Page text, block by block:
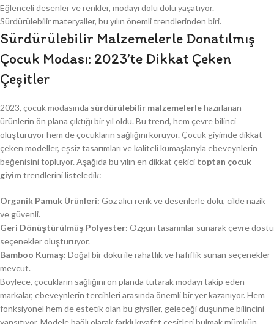
Eğlenceli desenler ve renkler, modayı dolu dolu yaşatıyor.
Sürdürülebilir materyaller, bu yılın önemli trendlerinden biri.
Sürdürülebilir Malzemelerle Donatılmış
Çocuk Modası: 2023’te Dikkat Çeken
Çeşitler
2023, çocuk modasında sürdürülebilir malzemelerlehazırlanan
ürünlerin ön plana çıktığı bir yıl oldu. Bu trend, hem çevre bilinci
oluşturuyor hem de çocukların sağlığını koruyor. Çocuk giyimde dikkat
çeken modeller, eşsiz tasarımları ve kaliteli kumaşlarıyla ebeveynlerin
beğenisini topluyor. Aşağıda bu yılın en dikkat çekici toptan çocuk
giyimtrendlerini listeledik:
Organik Pamuk Ürünleri: Göz alıcı renk ve desenlerle dolu, cilde nazik
ve güvenli.
Geri Dönüştürülmüş Polyester: Özgün tasarımlar sunarak çevre dostu
seçenekler oluşturuyor.
Bamboo Kumaş: Doğal bir doku ile rahatlık ve hafiflik sunan seçenekler
mevcut.
Böylece, çocukların sağlığını ön planda tutarak modayı takip eden
markalar, ebeveynlerin tercihleri arasında önemli bir yer kazanıyor. Hem
fonksiyonel hem de estetik olan bu giysiler, geleceği düşünme bilincini
yansıtıyor. Modele bağlı olarak farklı kıyafet çeşitleri bulmak mümkün.